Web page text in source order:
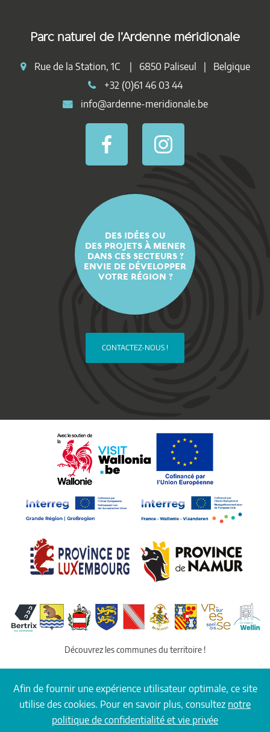
Afin de fournir une expérience utilisateur optimale, ce site
utilise des cookies. Pour en savoir plus, consultez notre
politique de confidentialité et vie privée
Parc naturel de l'Ardenne méridionale
Rue de la Station, 1C | 6850 Paliseul | Belgique
+32 (0)61 46 03 44
info@ardenne-meridionale.be
DES IDÉES OU
DES PROJETS À MENER
DANS CES SECTEURS ?
ENVIE DE DÉVELOPPER
VOTRE RÉGION ?
CONTACTEZ-NOUS !
Découvrez les communes du territoire !
© COPYRIGHT PARC NATUREL DE L'ARDENNE
MÉRIDIONALE. |CONDITIONS D'UTILISATION ET VIE PRIVÉE| WEBSITE
BYMEDIALUX.BE